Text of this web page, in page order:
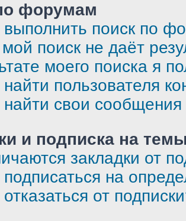
форумам
выполнить поиск по
поиск не даёт
моего поиска я
пользователя
найти свои
и подписка на
закладки от
подписаться на
от